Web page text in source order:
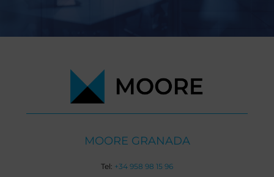
MOORE GRANADA
Tel: +34 958 98 15 96